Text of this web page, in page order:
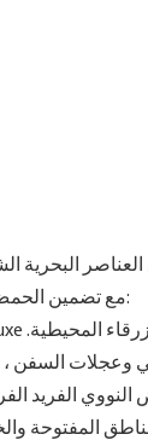
مع تضمين الحمض النووي للعلامة التجارية في تصميم العرض:
السفن ،
المفتوحة